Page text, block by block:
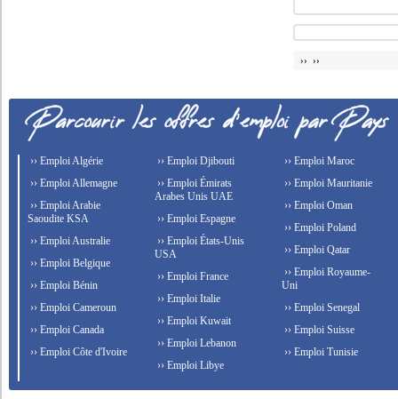
›› ››
›› Emploi Algérie
›› Emploi Allemagne
›› Emploi Arabie
Saoudite KSA
›› Emploi Australie
›› Emploi Belgique
›› Emploi Bénin
›› Emploi Cameroun
›› Emploi Canada
›› Emploi Côte d'Ivoire
›› Emploi Djibouti
›› Emploi Émirats
Arabes Unis UAE
›› Emploi Espagne
›› Emploi États-Unis
USA
›› Emploi France
›› Emploi Italie
›› Emploi Kuwait
›› Emploi Lebanon
›› Emploi Libye
›› Emploi Maroc
›› Emploi Mauritanie
›› Emploi Oman
›› Emploi Poland
›› Emploi Qatar
›› Emploi Royaume-
Uni
›› Emploi Senegal
›› Emploi Suisse
›› Emploi Tunisie